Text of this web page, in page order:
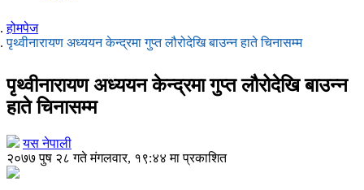
होमपेज
पृथ्वीनारायण अध्ययन केन्द्रमा गुप्त लौरोदेखि बाउन्न हाते चिनासम्म
पृथ्वीनारायण अध्ययन केन्द्रमा गुप्त लौरोदेखि बाउन्न
हाते चिनासम्म
यस नेपाली
२०७७ पुष २८ गते मंगलवार, १९:४४ मा प्रकाशित